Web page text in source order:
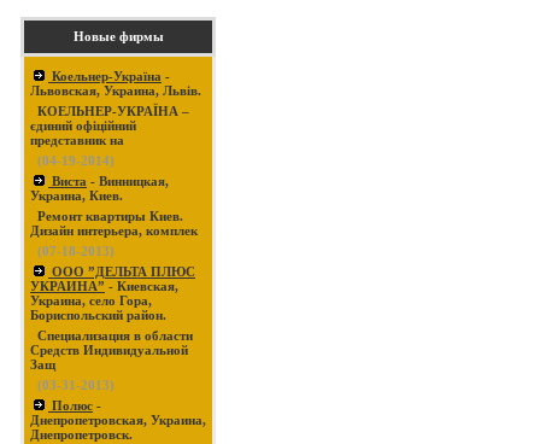
Новые фирмы
Коельнер-Україна -
Львовская, Украина, Львів.
КОЕЛЬНЕР-УКРАЇНА –
єдиний офіційний
представник на
(04-19-2014)
Виста - Винницкая,
Украина, Киев.
Ремонт квартиры Киев.
Дизайн интерьера, комплек
(07-18-2013)
ООО ”ДЕЛЬТА ПЛЮС
УКРАИНА” - Киевская,
Украина, село Гора,
Бориспольский район.
Специализация в области
Средств Индивидуальной
Защ
(03-31-2013)
Полюс -
Днепропетровская, Украина,
Днепропетровск.